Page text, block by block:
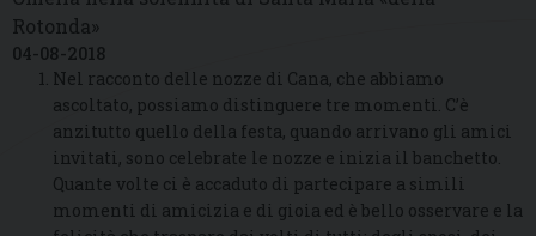
Rotonda»
04-08-2018
Nel racconto delle nozze di Cana, che abbiamo
ascoltato, possiamo distinguere tre momenti. C’è
anzitutto quello della festa, quando arrivano gli amici
invitati, sono celebrate le nozze e inizia il banchetto.
Quante volte ci è accaduto di partecipare a simili
momenti di amicizia e di gioia ed è bello osservare e la